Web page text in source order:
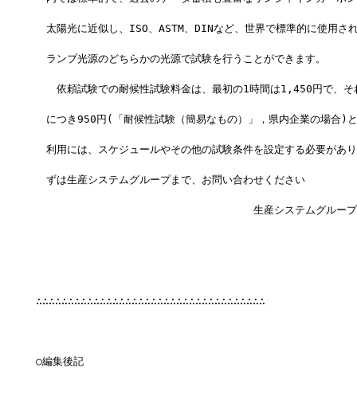
太陽光に近似し、ISO、ASTM、DINなど、世界で標準的に使用さ
ランプ光源のどちらかの光源で試験を行うことができます。
依頼試験での耐候性試験料金は、最初の1時間は1,450円で、そ
につき950円(「耐候性試験（簡易なもの）」，県内企業の場合)
利用には、スケジュールやその他の試験条件を設定する必要があ
ずは生産システムグループまで、お問い合わせください
生産システムグループ　　
∴∴∴∴∴∴∴∴∴∴∴∴∴∴∴∴∴∴∴∴∴∴∴∴∴∴∴∴∴∴∴∴∴∴∴∴
○編集後記